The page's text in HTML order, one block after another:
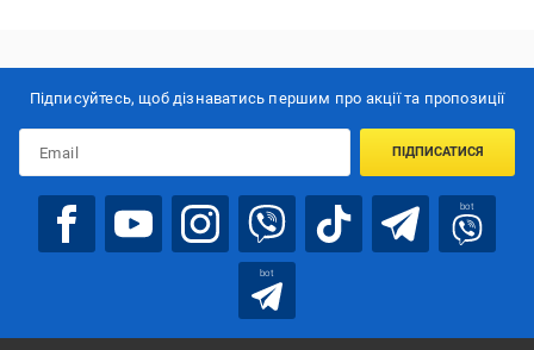
Підписуйтесь, щоб дізнаватись першим про акції та пропозиції
ПІДПИСАТИСЯ
bot
bot